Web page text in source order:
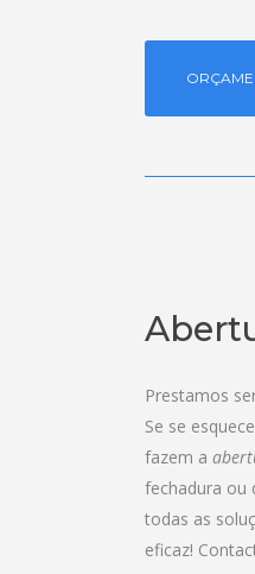
Prestamos
Se se
fazem a
fechadura ou
todas as
eficaz!